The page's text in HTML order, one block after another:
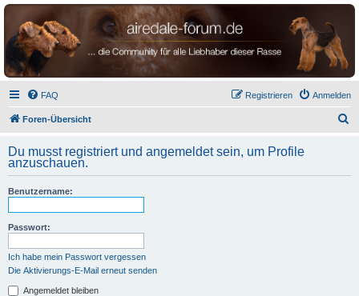
airedale-forum.de
FAQ Anmelden
Registrieren
Foren-Übersicht
h
Du musst registriert und angemeldet sein, um Profile
anzuschauen.
Benutzername:
Passwort:
Ich habe mein Passwort vergessen
Die Aktivierungs-E-Mail erneut senden
Angemeldet bleiben